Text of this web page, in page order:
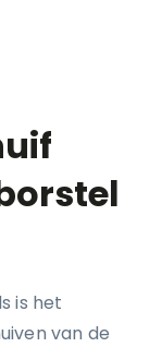
is het
van de